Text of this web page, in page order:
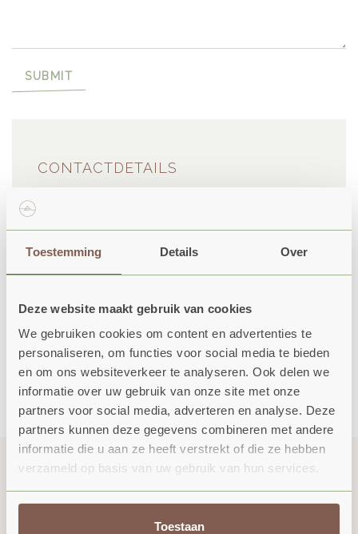
Toestemming Details Over
Deze website maakt gebruik van cookies
We gebruiken cookies om content en advertenties te
personaliseren, om functies voor social media te bieden
en om ons websiteverkeer te analyseren. Ook delen we
informatie over uw gebruik van onze site met onze
partners voor social media, adverteren en analyse. Deze
partners kunnen deze gegevens combineren met andere
informatie die u aan ze heeft verstrekt of die ze hebben
verzameld op basis van uw gebruik van hun services.
Toestaan
SUBMIT
CONTACTDETAILS
4356 RJ
Oostkapelle
Planen Sie Ihre Route
info@onsbuiten.nl
0031 (0)118 581813
Sichere Online-Zahlung mit: